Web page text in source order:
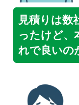
見積りは数
ったけど、
れで良い